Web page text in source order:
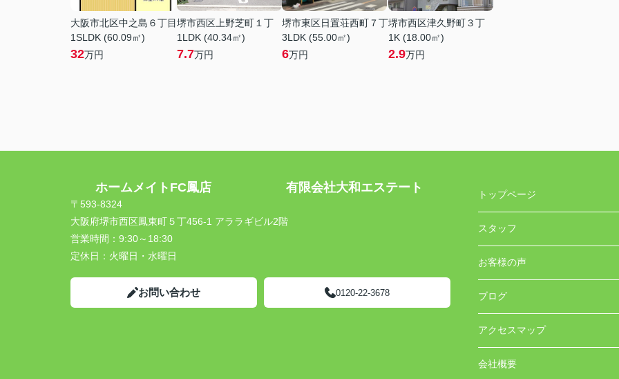
大阪市北区中之島６丁目
1SLDK (60.09㎡)
32万円
堺市西区上野芝町１丁
1LDK (40.34㎡)
7.7万円
堺市東区日置荘西町７丁
3LDK (55.00㎡)
6万円
堺市西区津久野町３丁
1K (18.00㎡)
2.9万円
ホームメイトFC鳳店 有限会社大和エステート
〒593-8324
大阪府堺市西区鳳東町５丁456-1 アララギビル2階
営業時間： 9:30～18:30
定休日： 火曜日・水曜日
お問い合わせ 0120-22-3678
トップページ
スタッフ
お客様の声
ブログ
アクセスマップ
会社概要